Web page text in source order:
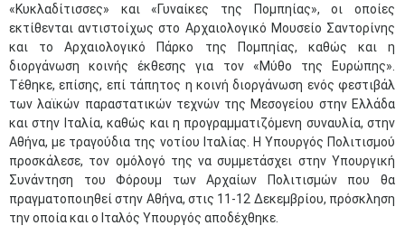
«Κυκλαδίτισσες» και «Γυναίκες της Πομπηίας», οι οποίες
εκτίθενται αντιστοίχως στο Αρχαιολογικό Μουσείο Σαντορίνης
και το Αρχαιολογικό Πάρκο της Πομπηίας, καθώς και η
διοργάνωση κοινής έκθεσης για τον «Μύθο της Ευρώπης».
Τέθηκε, επίσης, επί τάπητος η κοινή διοργάνωση ενός φεστιβάλ
των λαϊκών παραστατικών τεχνών της Μεσογείου στην Ελλάδα
και στην Ιταλία, καθώς και η προγραμματιζόμενη συναυλία, στην
Αθήνα, με τραγούδια της νοτίου Ιταλίας. Η Υπουργός Πολιτισμού
προσκάλεσε, τον ομόλογό της να συμμετάσχει στην Υπουργική
Συνάντηση του Φόρουμ των Αρχαίων Πολιτισμών που θα
πραγματοποιηθεί στην Αθήνα, στις 11-12 Δεκεμβρίου, πρόσκληση
την οποία και ο Ιταλός Υπουργός αποδέχθηκε.